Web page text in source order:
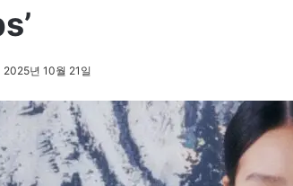
2025년 10월 21일